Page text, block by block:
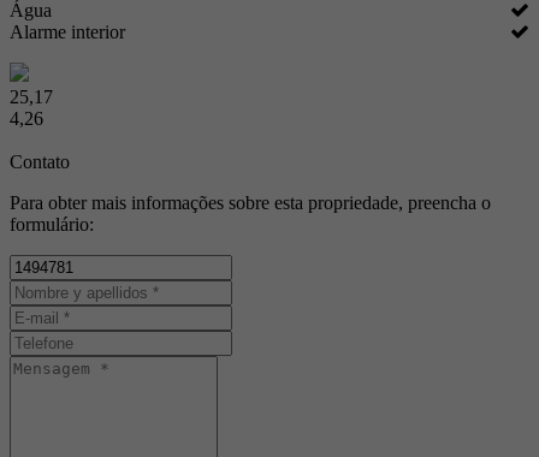
Água
Alarme interior
25,17
4,26
Contato
Para obter mais informações sobre esta propriedade, preencha o
formulário: